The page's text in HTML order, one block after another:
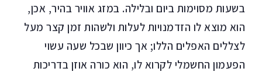
בשעות מסוימות ביום ובלילה. במזג אוויר בהיר, אכן,
הוא מוצא לו הזדמנויות לעלות ולשהות זמן קצר מעל
לצללים האפלים הללו; אך כיוון שבכל שעה עשוי
הפעמון החשמלי לקרוא לו, הוא כורה אוזן בדריכות